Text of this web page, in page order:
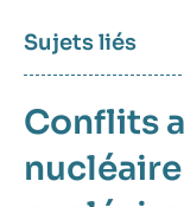
Sujets liés
Conflits
nucléaire